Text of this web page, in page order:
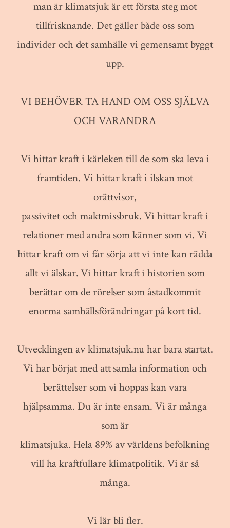
man är klimatsjuk är ett första steg mot
tillfrisknande. Det gäller både oss som
individer och det samhälle vi gemensamt byggt
upp.
VI BEHÖVER TA HAND OM OSS SJÄLVA
OCH VARANDRA
Vi hittar kraft i kärleken till de som ska leva i
framtiden. Vi hittar kraft i ilskan mot
orättvisor,
passivitet och maktmissbruk. Vi hittar kraft i
relationer med andra som känner som vi. Vi
hittar kraft om vi får sörja att vi inte kan rädda
allt vi älskar. Vi hittar kraft i historien som
berättar om de rörelser som åstadkommit
enorma samhällsförändringar på kort tid.
Utvecklingen av klimatsjuk.nu har bara startat.
Vi har börjat med att samla information och
berättelser som vi hoppas kan vara
hjälpsamma. Du är inte ensam. Vi är många
som är
klimatsjuka. Hela 89% av världens befolkning
vill ha kraftfullare klimatpolitik. Vi är så
många.
Vi lär bli fler.